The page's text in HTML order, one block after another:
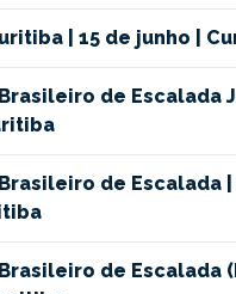
| 15 de junho |
de Escalada
de Escalada |
de Escalada